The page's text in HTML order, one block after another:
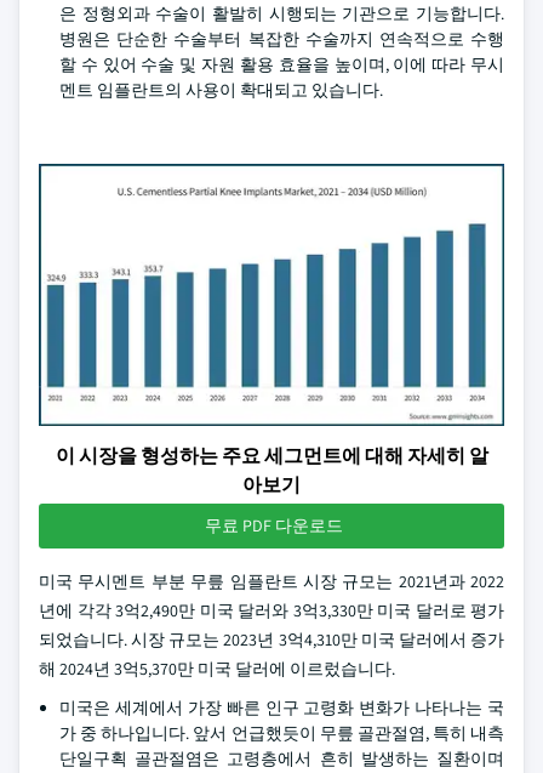
은 정형외과 수술이 활발히 시행되는 기관으로 기능합니다.
병원은 단순한 수술부터 복잡한 수술까지 연속적으로 수행
할 수 있어 수술 및 자원 활용 효율을 높이며, 이에 따라 무시
멘트 임플란트의 사용이 확대되고 있습니다.
이 시장을 형성하는 주요 세그먼트에 대해 자세히 알
아보기
무료 PDF 다운로드
미국 무시멘트 부분 무릎 임플란트 시장 규모는 2021년과 2022
년에 각각 3억2,490만 미국 달러와 3억3,330만 미국 달러로 평가
되었습니다. 시장 규모는 2023년 3억4,310만 미국 달러에서 증가
해 2024년 3억5,370만 미국 달러에 이르렀습니다.
미국은 세계에서 가장 빠른 인구 고령화 변화가 나타나는 국
가 중 하나입니다. 앞서 언급했듯이 무릎 골관절염, 특히 내측
단일구획 골관절염은 고령층에서 흔히 발생하는 질환이며